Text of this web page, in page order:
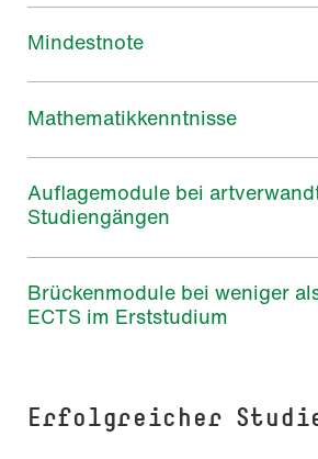
Mindestnote
Mathematikkenntnisse
Auflagemodule bei
Studiengängen
Brückenmodule bei weniger
ECTS im Erststudium
Erfolgreicher